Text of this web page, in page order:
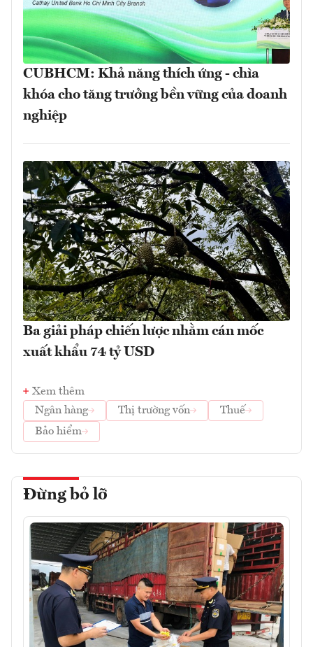
CUBHCM: Khả năng thích ứng - chìa
khóa cho tăng trưởng bền vững của doanh
nghiệp
Ba giải pháp chiến lược nhằm cán mốc
xuất khẩu 74 tỷ USD
Xem thêm
Ngân hàng
Thị trường vốn
Thuế
Bảo hiểm
Đừng bỏ lỡ